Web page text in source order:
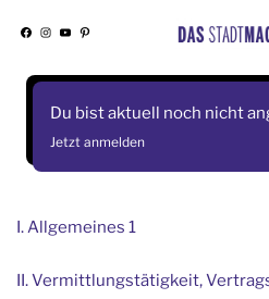
Skip
Facebook
Instagram
YouTube
Pinterest
Du bist aktuell noch nicht
Jetzt anmelden
I. Allgemeines 1
II. Vermittlungstätigkeit,